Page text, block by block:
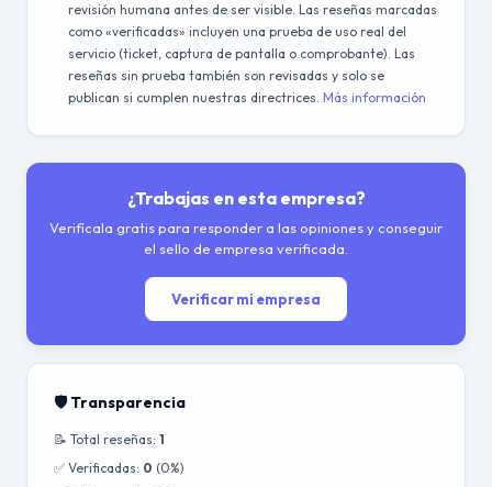
revisión humana antes de ser visible. Las reseñas marcadas
como «verificadas» incluyen una prueba de uso real del
servicio (ticket, captura de pantalla o comprobante). Las
reseñas sin prueba también son revisadas y solo se
publican si cumplen nuestras directrices. Más información
¿Trabajas en esta empresa?
Verifícala gratis para responder a las opiniones y conseguir
el sello de empresa verificada.
Verificar mi empresa
🛡️ Transparencia
📝 Total reseñas: 1
✅ Verificadas: 0 (0%)